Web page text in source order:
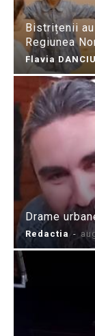
Bistrițenii
Regiunea
Flavia DANCIU
Drame
Redactia -